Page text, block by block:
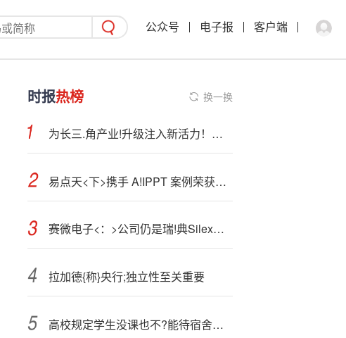
公众号 电子报 客户端
时报热榜 换一换
为长三.角产业!升级注入新活力！中国石化25万吨/年热塑性弹性体项目投产
易点天<下>携手 A!IPPT 案例荣获智擎奖金奖，开辟 AI 办公出海新路径
赛微电子<：>公司仍是瑞!典Silex持股45.24%的重要股东
拉加德{称}央行;独立性至关重要
高校规定学生没课也不?能待宿舍，形式主义瞎折腾 | 新京报微评